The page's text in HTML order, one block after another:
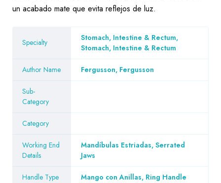
un acabado mate que evita reflejos de luz.
Specialty
Stomach, Intestine & Rectum,
Stomach, Intestine & Rectum
Author Name Fergusson, Fergusson
Sub-
Category
Category
Working End
Details
Mandíbulas Estriadas, Serrated
Jaws
Handle Type Mango con Anillas, Ring Handle